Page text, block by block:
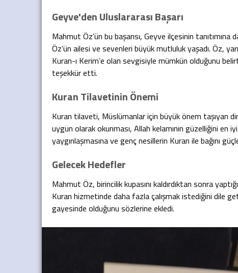
Geyve'den Uluslararası Başarı
Mahmut Öz’ün bu başarısı, Geyve ilçesinin
Öz’ün ailesi ve sevenleri büyük mutluluk yaşadı. Öz,
Kuran-ı Kerim’e olan sevgisiyle mümkün olduğunu
teşekkür etti.
Kuran Tilavetinin Önemi
Kuran tilaveti, Müslümanlar için büyük önem taşıyan
uygun olarak okunması, Allah kelamının güzelliğini en
yaygınlaşmasına ve genç nesillerin Kuran ile bağını
Gelecek Hedefler
Mahmut Öz, birincilik kupasını kaldırdıktan sonra
Kuran hizmetinde daha fazla çalışmak istediğini dile
gayesinde olduğunu sözlerine ekledi.